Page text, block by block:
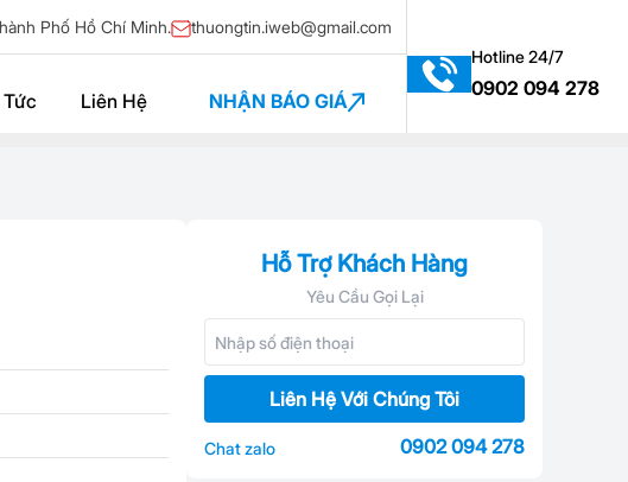
Phố Hồ Chí Minh. thuongtin.iweb@gmail.com
Liên Hệ NHẬN BÁO GIÁ
Hotline 24/7
0902 094 278
Hỗ Trợ Khách Hàng
Yêu Cầu Gọi Lại
Liên Hệ Với Chúng Tôi
Chat zalo 0902 094 278